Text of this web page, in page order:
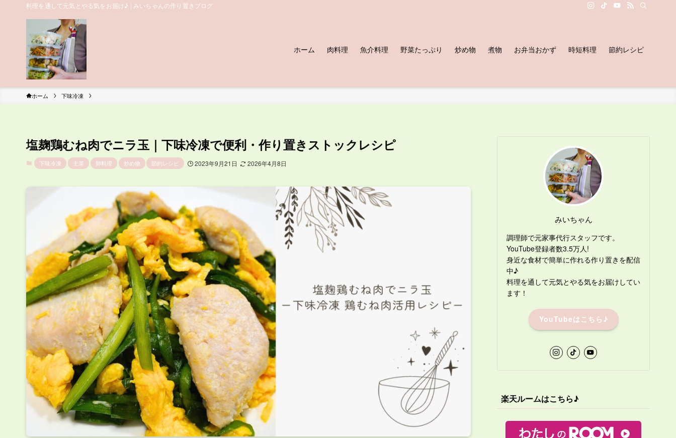
料理を通して元気とやる気をお届け♪ | みいちゃんの作り置きブログ
ホーム 肉料理 魚介料理 野菜たっぷり 炒め物 煮物 お弁当おかず 時短料理 節約レシピ
ホーム 下味冷凍
塩麹鶏むね肉でニラ玉｜下味冷凍で便利・作り置きストックレシピ
下味冷凍 主菜 卵料理 炒め物 節約レシピ 2023年9月21日 2026年4月8日
みいちゃん
調理師で元家事代行スタッフです。
YouTube登録者数3.5万人!
身近な食材で簡単に作れる作り置きを配信
中♪
料理を通して元気とやる気をお届けしてい
ます！
YouTubeはこちら♪
楽天ルームはこちら♪